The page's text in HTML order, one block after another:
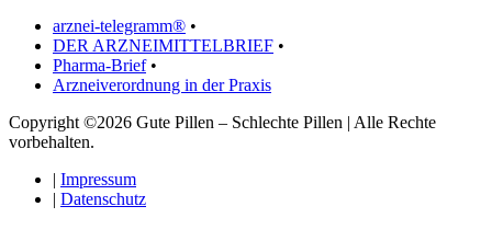
arznei-telegramm® •
DER ARZNEIMITTELBRIEF •
Pharma-Brief•
Arzneiverordnung in der Praxis
Copyright ©2026 Gute Pillen – Schlechte Pillen | Alle Rechte
vorbehalten.
| Impressum
| Datenschutz